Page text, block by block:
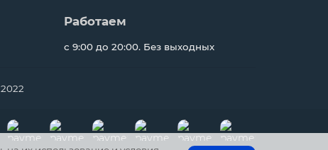
Работаем
с 9:00 до 20:00. Без выходных